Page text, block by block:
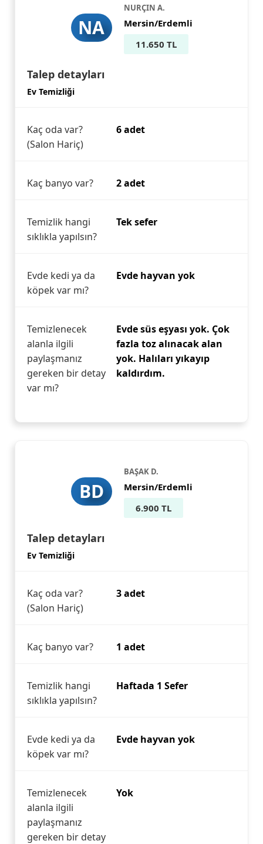
NA
NURÇIN A.
Mersin/Erdemli
11.650 TL
Talep detayları
Ev Temizliği
Kaç oda var?
(Salon Hariç)
6 adet
Kaç banyo var? 2 adet
Temizlik hangi
sıklıkla yapılsın?
Tek sefer
Evde kedi ya da
köpek var mı?
Evde hayvan yok
Temizlenecek
alanla ilgili
paylaşmanız
gereken bir detay
var mı?
Evde süs eşyası yok. Çok
fazla toz alınacak alan
yok. Halıları yıkayıp
kaldırdım.
BD
BAŞAK D.
Mersin/Erdemli
6.900 TL
Talep detayları
Ev Temizliği
Kaç oda var?
(Salon Hariç)
3 adet
Kaç banyo var? 1 adet
Temizlik hangi
sıklıkla yapılsın?
Haftada 1 Sefer
Evde kedi ya da
köpek var mı?
Evde hayvan yok
Temizlenecek
alanla ilgili
paylaşmanız
gereken bir detay
Yok